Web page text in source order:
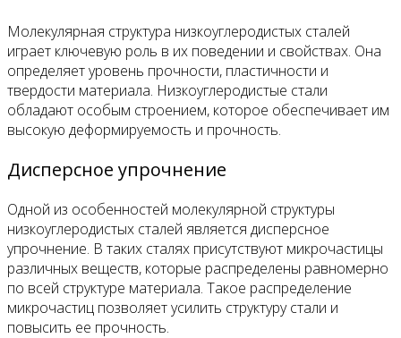
Молекулярная структура низкоуглеродистых сталей
играет ключевую роль в их поведении и свойствах. Она
определяет уровень прочности, пластичности и
твердости материала. Низкоуглеродистые стали
обладают особым строением, которое обеспечивает им
высокую деформируемость и прочность.
Дисперсное упрочнение
Одной из особенностей молекулярной структуры
низкоуглеродистых сталей является дисперсное
упрочнение. В таких сталях присутствуют микрочастицы
различных веществ, которые распределены равномерно
по всей структуре материала. Такое распределение
микрочастиц позволяет усилить структуру стали и
повысить ее прочность.